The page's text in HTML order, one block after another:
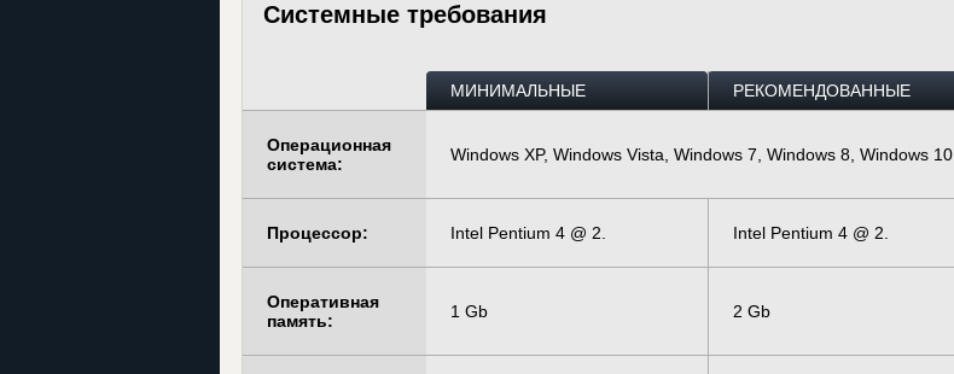
Системные требования
МИНИМАЛЬНЫЕ РЕКОМЕНДОВАННЫЕ
Операционная
система:
Windows XP, Windows Vista, Windows 7, Windows 8, Windows 10
Процессор: Intel Pentium 4 @ 2. Intel Pentium 4 @ 2.
Оперативная
память:
1 Gb 2 Gb